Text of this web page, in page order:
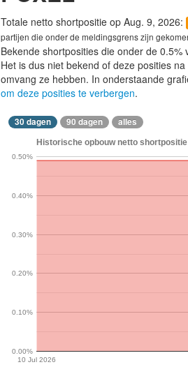
Totale netto shortpositie op Aug. 9, 2026:
partijen die onder de meldingsgrens zijn
Bekende shortposities die onder de
Het is dus niet bekend of deze posities
omvang ze hebben. In onderstaande
om deze posities te verbergen.
30 dagen 90 dagen alles
Historische opbouw netto
10 Jul 2026
0.00%
0.10%
0.20%
0.30%
0.40%
0.50%